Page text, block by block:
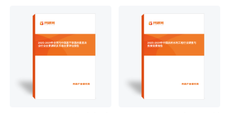
2025-2031年全球与中国基于容器的垂直农
业行业全景调研及市场全景评估报告
2025-2031年中国农村水利工程行业调查与
投资前景报告